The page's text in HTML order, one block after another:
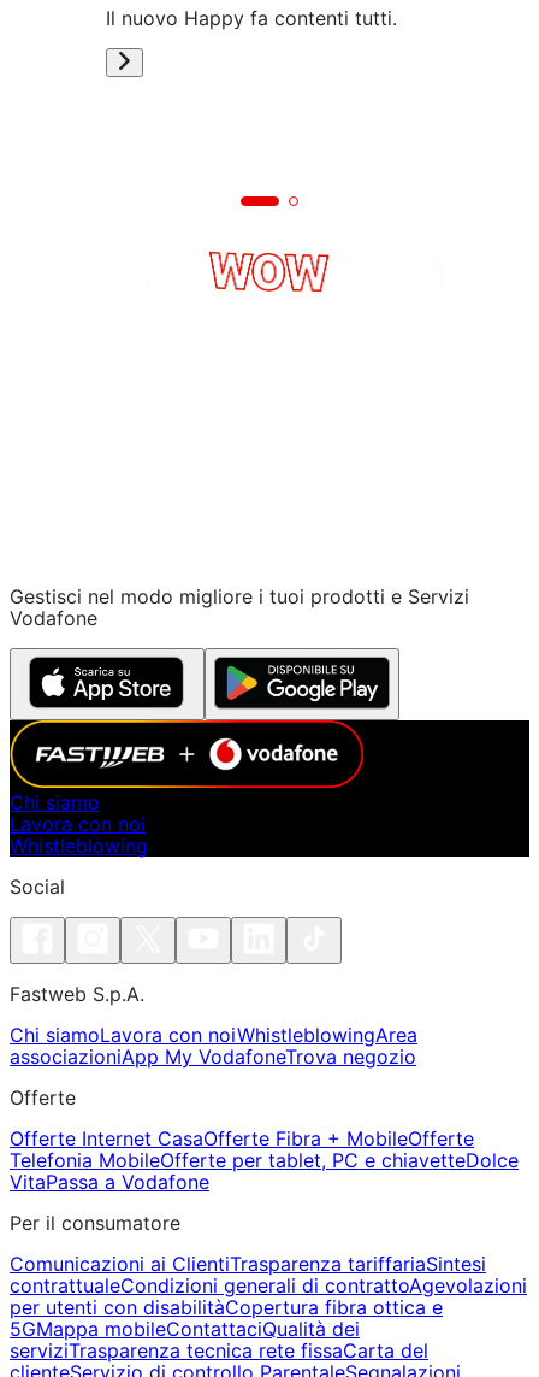
Il nuovo Happy fa contenti tutti.
Gestisci nel modo migliore i tuoi prodotti e Servizi
Vodafone
Chi siamo
Lavora con noi
Whistleblowing
Social
Fastweb S.p.A.
Chi siamoLavora con noiWhistleblowingArea
associazioniApp My VodafoneTrova negozio
Offerte
Offerte Internet CasaOfferte Fibra + MobileOfferte
Telefonia MobileOfferte per tablet, PC e chiavetteDolce
VitaPassa a Vodafone
Per il consumatore
Comunicazioni ai ClientiTrasparenza tariffariaSintesi
contrattualeCondizioni generali di contrattoAgevolazioni
per utenti con disabilitàCopertura fibra ottica e
5GMappa mobileContattaciQualità dei
serviziTrasparenza tecnica rete fissaCarta del
clienteServizio di controllo ParentaleSegnalazioni